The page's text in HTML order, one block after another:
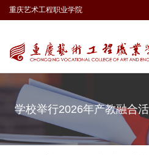
重庆艺术工程职业学院
学校举行2026年产教融合